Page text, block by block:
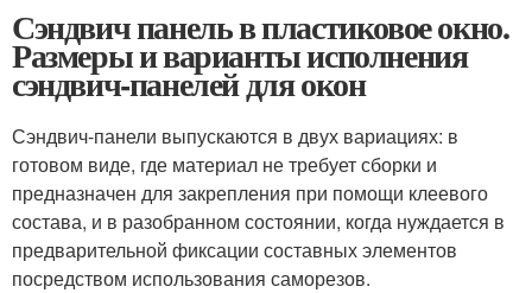
Сэндвич панель в пластиковое окно.
Размеры и варианты исполнения
сэндвич-панелей для окон
Сэндвич-панели выпускаются в двух вариациях: в
готовом виде, где материал не требует сборки и
предназначен для закрепления при помощи клеевого
состава, и в разобранном состоянии, когда нуждается в
предварительной фиксации составных элементов
посредством использования саморезов.